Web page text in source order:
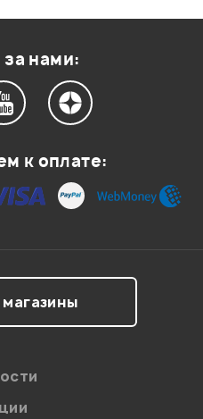
нами:
к оплате: